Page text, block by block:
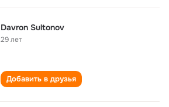
Davron Sultonov
29 лет
Добавить в друзья